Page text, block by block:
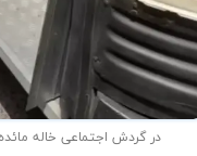
در گردش اجتماعی خاله